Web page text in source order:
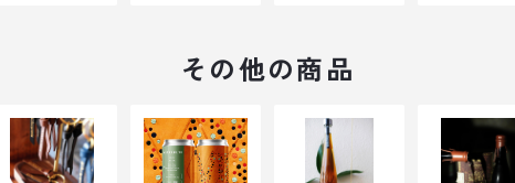
IPA> 340ml
その他の商品